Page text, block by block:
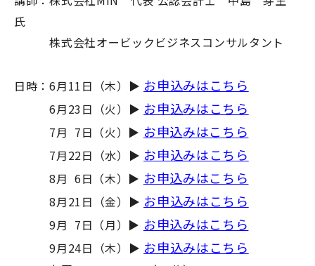
氏
株式会社オービックビジネスコンサルタント
日時：6月11日（木）▶ お申込みはこちら
6月23日（火）▶ お申込みはこちら
7月 7日（火）▶ お申込みはこちら
7月22日（水）▶ お申込みはこちら
8月 6日（木）▶ お申込みはこちら
8月21日（金）▶ お申込みはこちら
9月 7日（月）▶ お申込みはこちら
9月24日（木）▶ お申込みはこちら